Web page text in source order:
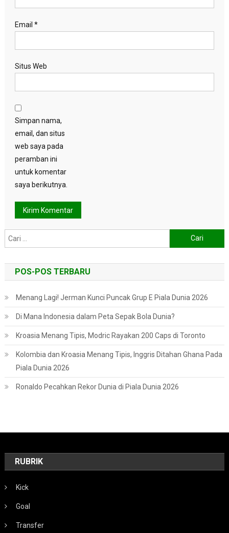
Email *
Situs Web
Simpan nama,
email, dan situs
web saya pada
peramban ini
untuk komentar
saya berikutnya.
untuk:
POS-POS TERBARU
Menang Lagi! Jerman Kunci Puncak Grup E Piala Dunia 2026
Di Mana Indonesia dalam Peta Sepak Bola Dunia?
Kroasia Menang Tipis, Modric Rayakan 200 Caps di Toronto
Kolombia dan Kroasia Menang Tipis, Inggris Ditahan Ghana Pada
Piala Dunia 2026
Ronaldo Pecahkan Rekor Dunia di Piala Dunia 2026
RUBRIK
Kick
Goal
Transfer